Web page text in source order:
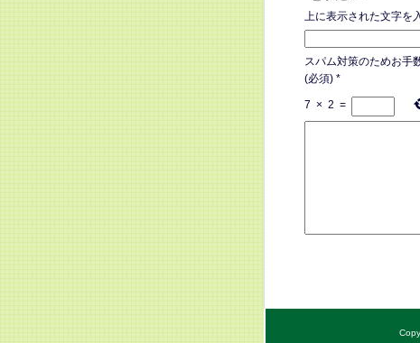
上に表示された文字を
スパム対策のためお手
(必須) *
7 × 2 =